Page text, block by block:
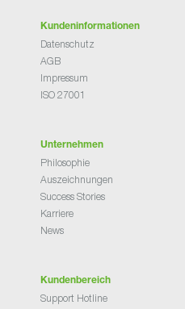
Kundeninformationen
Datenschutz
AGB
Impressum
ISO 27001
Unternehmen
Philosophie
Auszeichnungen
Success Stories
Karriere
News
Kundenbereich
Support Hotline